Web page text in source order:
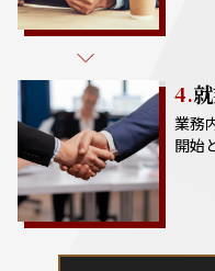
4.
業務
開始